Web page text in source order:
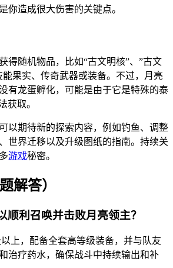
你造成很大伤害的关键点。
得随机物品，比如“古文明核”、”古文
能果实、传奇武器或装备。不过，月亮
有龙蛋孵化，可能是由于它是特殊的泰
获取。
以期待新的探索内容，例如钓鱼、调整
世界迁移以及升级图纸的指南。持续关
游戏秘密。
解答）
顺利召唤并击败月亮领主？
上，配备全套高等级装备，并与队友
治疗药水，确保战斗中持续输出和补